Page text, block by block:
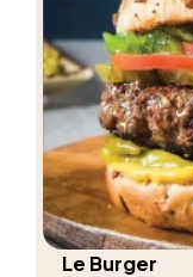
Le Burger